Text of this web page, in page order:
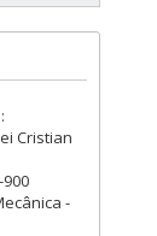
Cristian
-